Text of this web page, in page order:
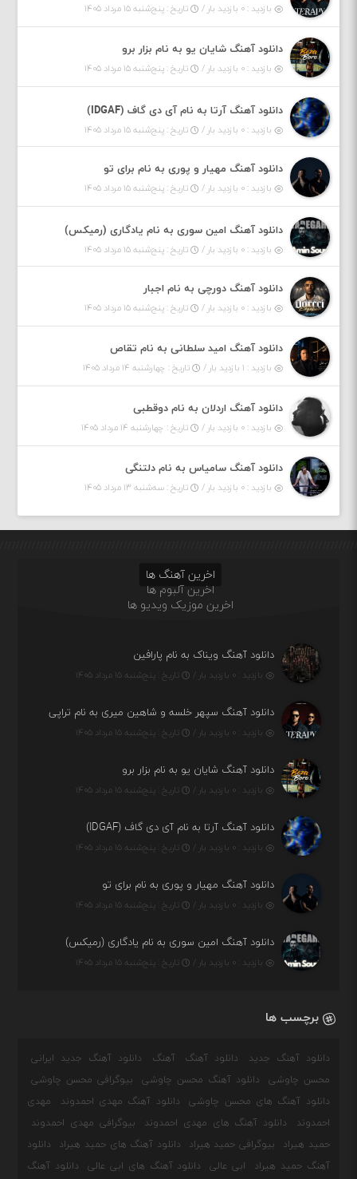
بازدید : ۰ بازدید بار / تاریخ : پنج‌شنبه ۱۵ مرداد ۱۴۰۵
دانلود آهنگ شایان یو به نام بزار برو
بازدید : ۰ بازدید بار / تاریخ : پنج‌شنبه ۱۵ مرداد ۱۴۰۵
دانلود آهنگ آرتا به نام آی دی گاف (IDGAF)
بازدید : ۰ بازدید بار / تاریخ : پنج‌شنبه ۱۵ مرداد ۱۴۰۵
دانلود آهنگ مهیار و پوری به نام برای تو
بازدید : ۰ بازدید بار / تاریخ : پنج‌شنبه ۱۵ مرداد ۱۴۰۵
دانلود آهنگ امین سوری به نام یادگاری (رمیکس)
بازدید : ۰ بازدید بار / تاریخ : پنج‌شنبه ۱۵ مرداد ۱۴۰۵
دانلود آهنگ دورچی به نام اجبار
بازدید : ۰ بازدید بار / تاریخ : پنج‌شنبه ۱۵ مرداد ۱۴۰۵
دانلود آهنگ امید سلطانی به نام تقاص
بازدید : ۱ بازدید بار / تاریخ : چهارشنبه ۱۴ مرداد ۱۴۰۵
دانلود آهنگ اردلان به نام دوقطبی
بازدید : ۰ بازدید بار / تاریخ : چهارشنبه ۱۴ مرداد ۱۴۰۵
دانلود آهنگ سامیاس به نام دلتنگی
بازدید : ۰ بازدید بار / تاریخ : سه‌شنبه ۱۳ مرداد ۱۴۰۵
اخرین آهنگ ها
اخرین آلبوم ها
اخرین موزیک ویدیو ها
دانلود آهنگ ویناک به نام پارافین
بازدید : ۰ بازدید بار / تاریخ : پنج‌شنبه ۱۵ مرداد ۱۴۰۵
دانلود آهنگ سپهر خلسه و شاهین میری به نام تراپی
بازدید : ۰ بازدید بار / تاریخ : پنج‌شنبه ۱۵ مرداد ۱۴۰۵
دانلود آهنگ شایان یو به نام بزار برو
بازدید : ۰ بازدید بار / تاریخ : پنج‌شنبه ۱۵ مرداد ۱۴۰۵
دانلود آهنگ آرتا به نام آی دی گاف (IDGAF)
بازدید : ۰ بازدید بار / تاریخ : پنج‌شنبه ۱۵ مرداد ۱۴۰۵
دانلود آهنگ مهیار و پوری به نام برای تو
بازدید : ۰ بازدید بار / تاریخ : پنج‌شنبه ۱۵ مرداد ۱۴۰۵
دانلود آهنگ امین سوری به نام یادگاری (رمیکس)
بازدید : ۰ بازدید بار / تاریخ : پنج‌شنبه ۱۵ مرداد ۱۴۰۵
برچسب ها
دانلود آهنگ جدید دانلود آهنگ آهنگ
دانلود آهنگ جدید ایرانی
محسن چاوشی
دانلود آهنگ محسن چاوشی
بیوگرافی محسن چاوشی
دانلود آهنگ های محسن چاوشی
دانلود آهنگ مهدی احمدوند
مهدی
احمدوند
دانلود آهنگ های مهدی احمدوند
بیوگرافی مهدی احمدوند
حمید هیراد
بیوگرافی حمید هیراد دانلود آهنگ های حمید هیراد
دانلود
آهنگ حمید هیراد
ابی عالی دانلود آهنگ های ابی عالی دانلود آهنگ